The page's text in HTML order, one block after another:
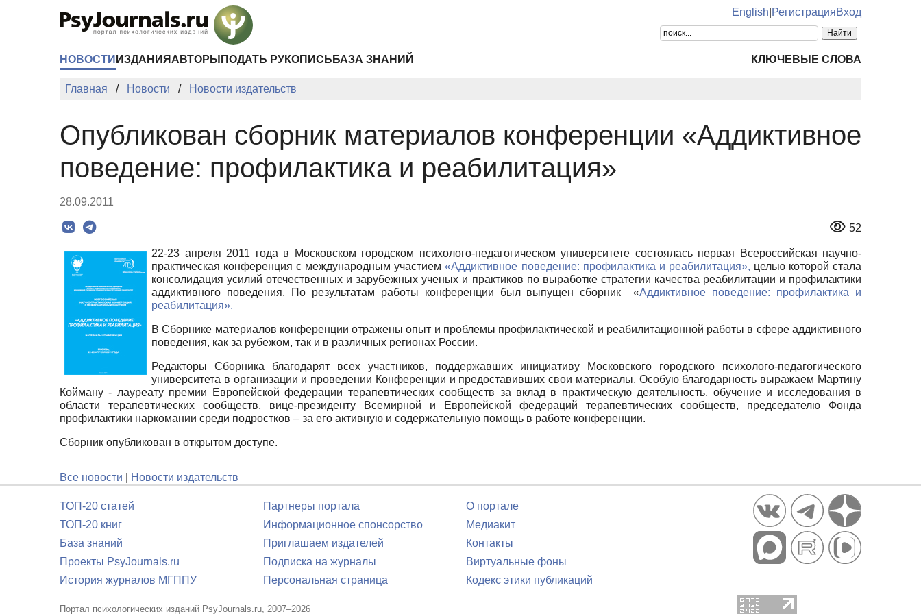
English РегистрацияВход
НОВОСТИ ИЗДАНИЯ АВТОРЫ ПОДАТЬ РУКОПИСЬ БАЗА ЗНАНИЙ КЛЮЧЕВЫЕ СЛОВА
Главная Новости Новости издательств
Опубликован сборник материалов конференции «Аддиктивное
поведение: профилактика и реабилитация»
28.09.2011
52
22-23 апреля 2011 года в Московском городском психолого-педагогическом университете состоялась первая Всероссийская научно-
практическая конференция с международным участием«Аддиктивное поведение: профилактика и реабилитация», целью которой стала
консолидация усилий отечественных и зарубежных ученых и практиков по выработке стратегии качества реабилитации и профилактики
аддиктивного поведения. По результатам работы конференции был выпущен сборник «Аддиктивное поведение: профилактика и
реабилитация».
В Сборнике материалов конференции отражены опыт и проблемы профилактической и реабилитационной работы в сфере аддиктивного
поведения, как за рубежом, так и в различных регионах России.
Редакторы Сборника благодарят всех участников, поддержавших инициативу Московского городского психолого-педагогического
университета в организации и проведении Конференции и предоставивших свои материалы. Особую благодарность выражаем Мартину
Койману - лауреату премии Европейской федерации терапевтических сообществ за вклад в практическую деятельность, обучение и исследования в
области терапевтических сообществ, вице-президенту Всемирной и Европейской федераций терапевтических сообществ, председателю Фонда
профилактики наркомании среди подростков – за его активную и содержательную помощь в работе конференции.
Сборник опубликован в открытом доступе.
Все новости Новости издательств
ТОП-20 статей
ТОП-20 книг
База знаний
Проекты PsyJournals.ru
История журналов МГППУ
Партнеры портала
Информационное спонсорство
Приглашаем издателей
Подписка на журналы
Персональная страница
О портале
Медиакит
Контакты
Виртуальные фоны
Кодекс этики публикаций
Портал психологических изданий PsyJournals.ru, 2007–2026